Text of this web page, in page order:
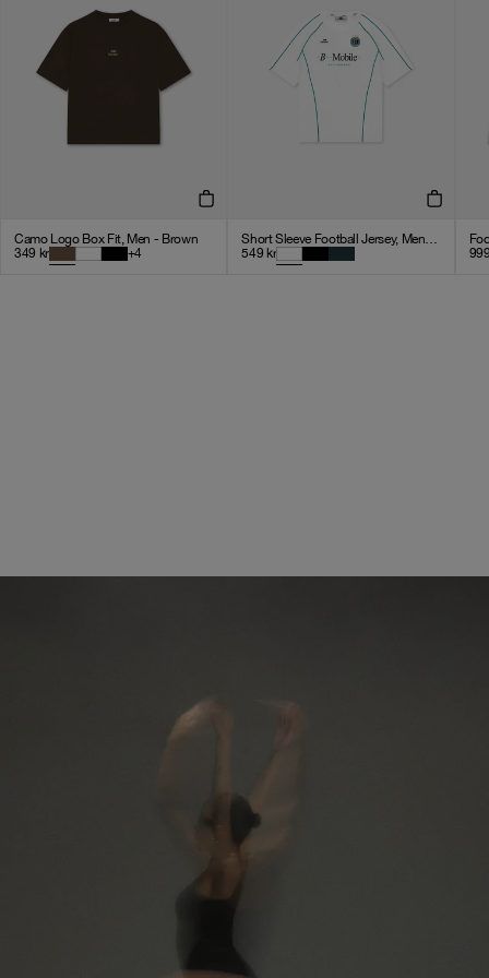
Camo Logo Box Fit, Men - Brown
349 kr +4
Short Sleeve Football Jersey, Men - White
549 kr